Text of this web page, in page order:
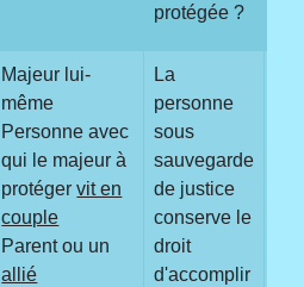
protégée ?
Majeur lui-
même
Personne avec
qui le majeur à
protégervit en
couple
Parent ou un
allié
La
personne
sous
sauvegarde
de justice
conserve le
droit
d'accomplir